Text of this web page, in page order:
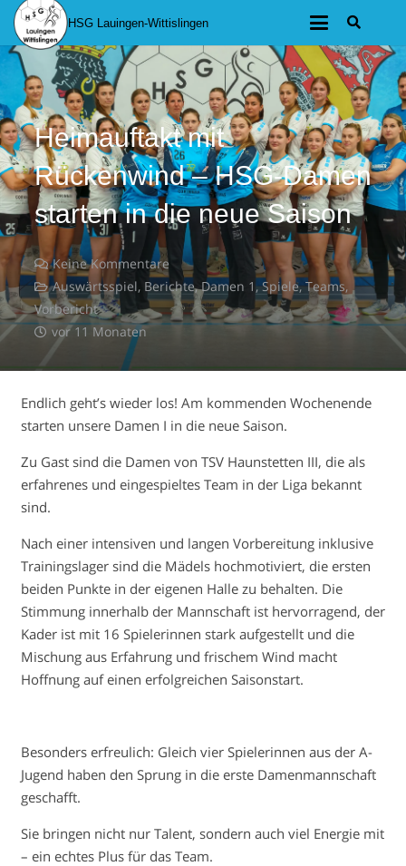
HSG Lauingen-Wittislingen
Heimauftakt mit
Rückenwind – HSG-Damen
starten in die neue Saison
Keine Kommentare
Auswärtsspiel, Berichte,Damen 1 ,Spiele,Teams,
Vorbericht
vor 11 Monaten
Endlich geht’s wieder los! Am kommenden Wochenende
starten unsere Damen I in die neue Saison.
Zu Gast sind die Damen von TSV Haunstetten III, die als
erfahrenes und eingespieltes Team in der Liga bekannt
sind.
Nach einer intensiven und langen Vorbereitung inklusive
Trainingslager sind die Mädels hochmotiviert, die ersten
beiden Punkte in der eigenen Halle zu behalten. Die
Stimmung innerhalb der Mannschaft ist hervorragend, der
Kader ist mit 16 Spielerinnen stark aufgestellt und die
Mischung aus Erfahrung und frischem Wind macht
Hoffnung auf einen erfolgreichen Saisonstart.
Besonders erfreulich: Gleich vier Spielerinnen aus der A-
Jugend haben den Sprung in die erste Damenmannschaft
geschafft.
Sie bringen nicht nur Talent, sondern auch viel Energie mit
– ein echtes Plus für das Team.